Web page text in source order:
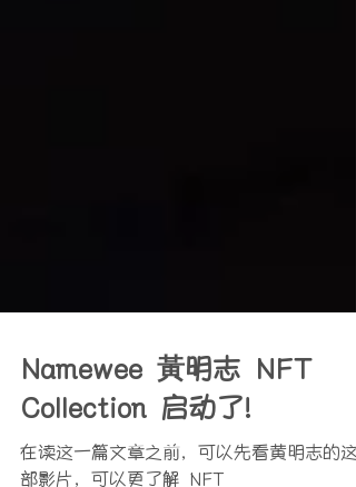
Namewee 黃明志 NFT
Collection 启动了!